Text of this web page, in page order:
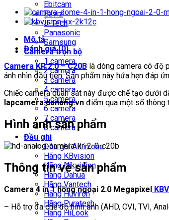
Ebitcam
Ezviz
J-Tech
Panasonic
Samsung
Camera trọn bộ
1 camera
2 camera
3 camera
4 camera
5 camera
6 camera
7 camera
8 camera
Đầu ghi
Đầu ghi All in one
Hãng KBvision
Hãng Hikvision
Hãng Dahua
Hãng Vantech
Hãng Huviron
Hãng Puratech
Hãng HiLook
2.0
-
số
lượng
Mô tả
Đánh giá (0)
Camera KR 2.0 – C20B là dòng camera có độ
ánh nhìn đầu tiên. Sản phẩm này hứa hẹn đáp
Chiếc camera quan sát này được chế tạo dưới
lapcamera.danang.vn điểm qua một số thông
Hình ảnh sản phẩm
Thông tin về sản phẩm
Camera 4 in 1 hồng ngoại 2.0 Megapixel
– Hỗ trợ đa chế độ hình ảnh (AHD, CVI, TVI,